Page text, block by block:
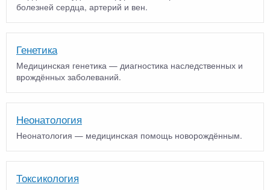
болезней сердца, артерий и вен.
Генетика
Медицинская генетика — диагностика наследственных и
врождённых заболеваний.
Неонатология
Неонатология — медицинская помощь новорождённым.
Токсикология